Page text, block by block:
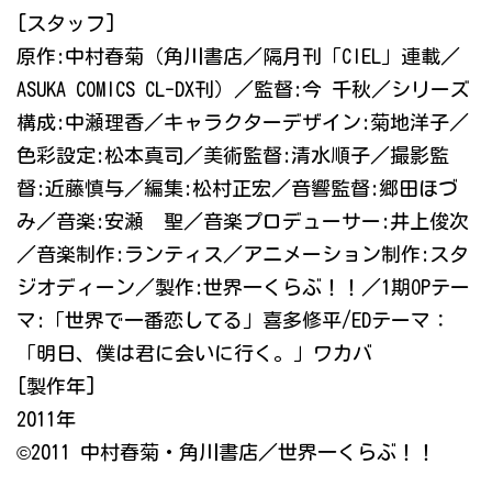
[スタッフ]
原作:中村春菊（角川書店／隔月刊「CIEL」連載／
ASUKA COMICS CL-DX刊）／監督:今 千秋／シリーズ
構成:中瀬理香／キャラクターデザイン:菊地洋子／
色彩設定:松本真司／美術監督:清水順子／撮影監
督:近藤慎与／編集:松村正宏／音響監督:郷田ほづ
み／音楽:安瀬 聖／音楽プロデューサー:井上俊次
／音楽制作:ランティス／アニメーション制作:スタ
ジオディーン／製作:世界一くらぶ！！／1期OPテー
マ:「世界で一番恋してる」喜多修平/EDテーマ：
「明日、僕は君に会いに行く。」ワカバ
[製作年]
2011年
©2011 中村春菊・角川書店／世界一くらぶ！！